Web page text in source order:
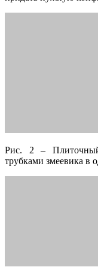
Рис. 2 – Плиточный
трубками змеевика в